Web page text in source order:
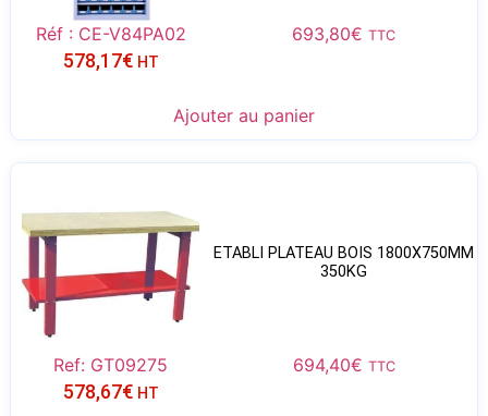
Réf : CE-V84PA02 693,80€ TTC
578,17€ HT
Ajouter au panier
ETABLI PLATEAU BOIS 1800X750MM
350KG
Ref: GT09275 694,40€ TTC
578,67€ HT